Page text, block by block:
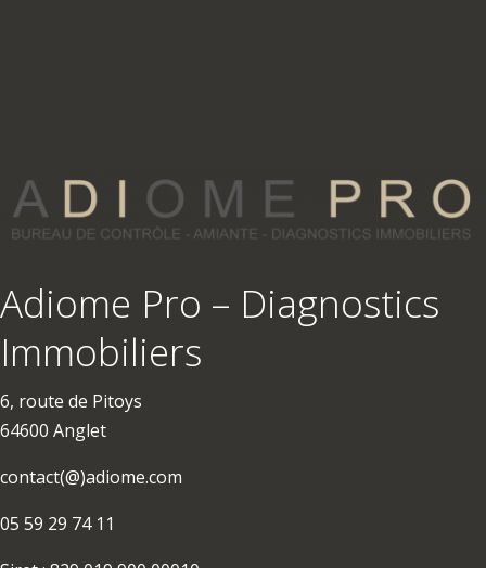
Adiome Pro – Diagnostics
Immobiliers
6, route de Pitoys
64600 Anglet
contact(@)adiome.com
05 59 29 74 11